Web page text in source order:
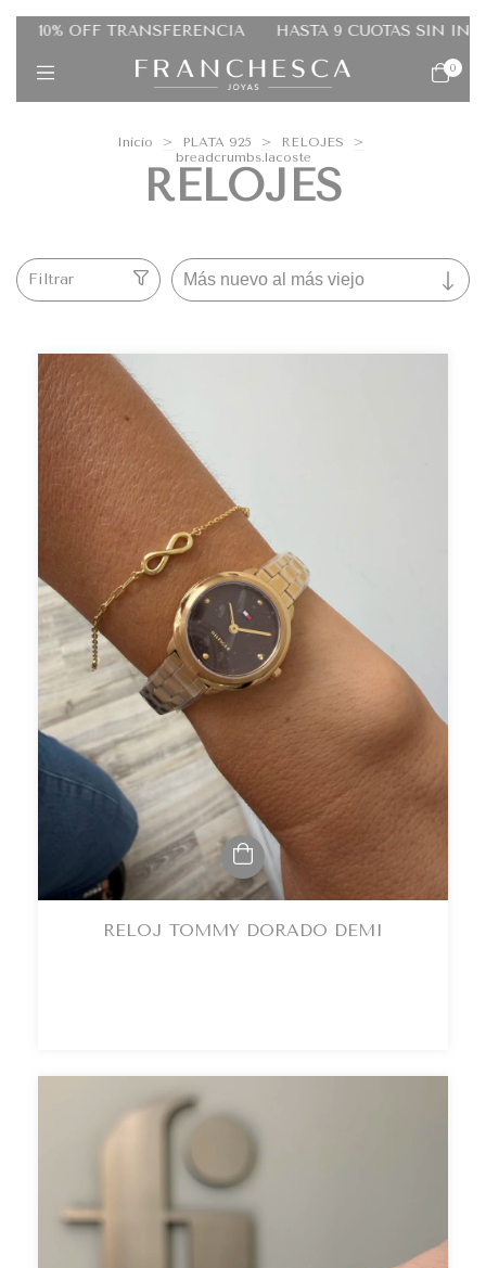
HASTA 9 CUOTAS SIN INTERES 20% OFF EFECTIVO
0
Inicio > PLATA 925 > RELOJES
>
breadcrumbs.lacoste
RELOJES
Filtrar
RELOJ TOMMY DORADO DEMI